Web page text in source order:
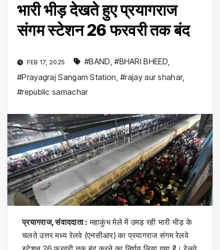
भारी भीड़ देखते हुए प्रयागराज
संगम स्टेशन 26 फरवरी तक बंद
FEB 17, 2025 #BAND,#BHARI BHEED,
#Prayagraj Sangam Station,#rajay aur shahar,
#republic samachar
प्रयागराज, संवाददाता : महाकुंभ मेले में उमड़ रही भारी भीड़ के
चलते उत्तर मध्य रेलवे (एनसीआर) का प्रयागराज संगम रेलवे